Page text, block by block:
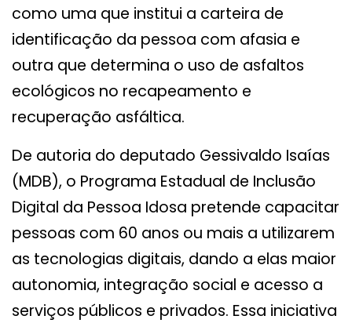
como uma que institui a carteira de
identificação da pessoa com afasia e
outra que determina o uso de asfaltos
ecológicos no recapeamento e
recuperação asfáltica.
De autoria do deputado Gessivaldo Isaías
(MDB), o Programa Estadual de Inclusão
Digital da Pessoa Idosa pretende capacitar
pessoas com 60 anos ou mais a utilizarem
as tecnologias digitais, dando a elas maior
autonomia, integração social e acesso a
serviços públicos e privados. Essa iniciativa